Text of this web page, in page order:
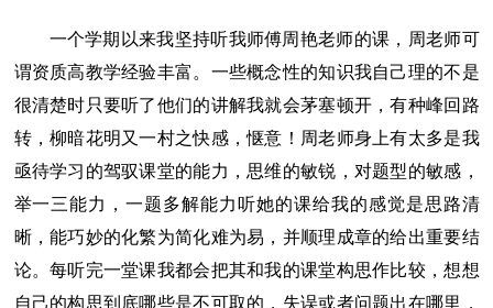
一个学期以来我坚持听我师傅周艳老师的课，周老师可
谓资质高教学经验丰富。一些概念性的知识我自己理的不是
很清楚时只要听了他们的讲解我就会茅塞顿开，有种峰回路
转，柳暗花明又一村之快感，惬意！周老师身上有太多是我
亟待学习的驾驭课堂的能力，思维的敏锐，对题型的敏感，
举一三能力，一题多解能力听她的课给我的感觉是思路清
晰，能巧妙的化繁为简化难为易，并顺理成章的给出重要结
论。每听完一堂课我都会把其和我的课堂构思作比较，想想
自己的构思到底哪些是不可取的，失误或者问题出在哪里，